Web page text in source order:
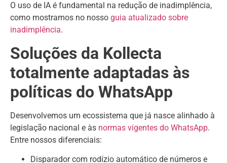
O uso de IA é fundamental na redução de inadimplência,
como mostramos no nosso guia atualizado sobre
inadimplência.
Soluções da Kollecta
totalmente adaptadas às
políticas do WhatsApp
Desenvolvemos um ecossistema que já nasce alinhado à
legislação nacional e às normas vigentes do WhatsApp.
Entre nossos diferenciais:
Disparador com rodízio automático de números e